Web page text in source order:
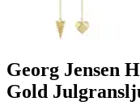
Georg Jensen
Gold